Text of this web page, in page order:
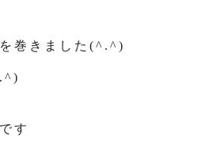
を巻きました(^.^)
す